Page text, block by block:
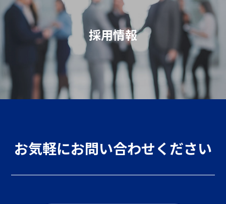
採用情報
お気軽にお問い合わせください